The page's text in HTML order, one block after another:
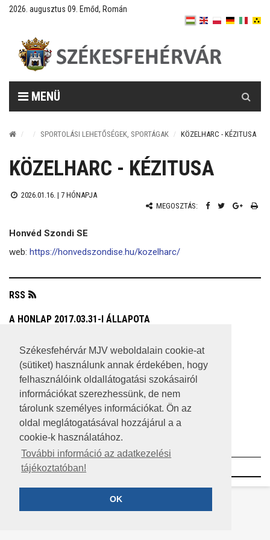
Székesfehérvár MJV weboldalain cookie-at
(sütiket) használunk annak érdekében, hogy
felhasználóink oldallátogatási szokásairól
információkat szerezhessünk, de nem
tárolunk személyes információkat. Ön az
oldal meglátogatásával hozzájárul a a
cookie-k használatához.
További információ az adatkezelési
tájékoztatóban!
OK
2026. augusztus 09. Emőd, Román
MENÜ
SPORTOLÁSI LEHETŐSÉGEK, SPORTÁGAK KÖZELHARC - KÉZITUSA
KÖZELHARC - KÉZITUSA
2026.01.16. | 7 HÓNAPJA
MEGOSZTÁS:
Honvéd Szondi SE
web: https://honvedszondise.hu/kozelharc/
RSS
A HONLAP 2017.03.31-I ÁLLAPOTA
JOGI NYILATKOZAT
IMPRESSZUM
MÉDIAAJÁNLAT
KÖZÉRDEKŰ ADATOK
ADATVÉDELEM
©2023 SZÉKESFEHÉRVÁR MEGYEI JOGÚ VÁROS